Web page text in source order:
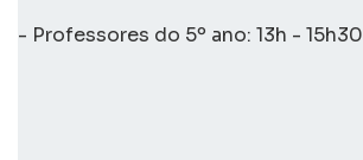
- Professores do 5º ano: 13h - 15h30